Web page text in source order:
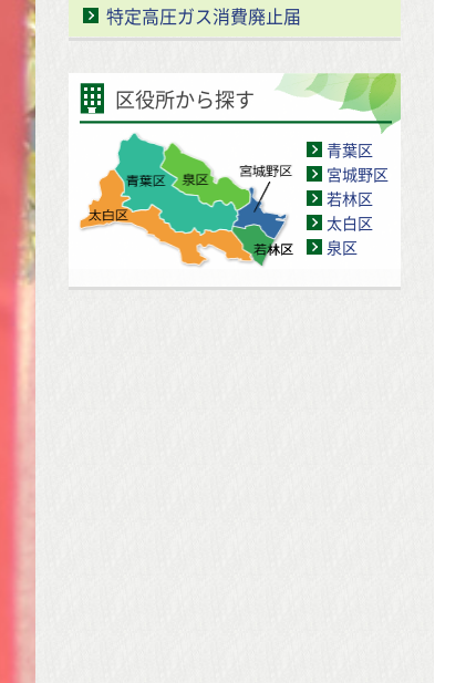
特定高圧ガス消費廃止届
区役所から探す
青葉区
宮城野区
若林区
太白区
泉区